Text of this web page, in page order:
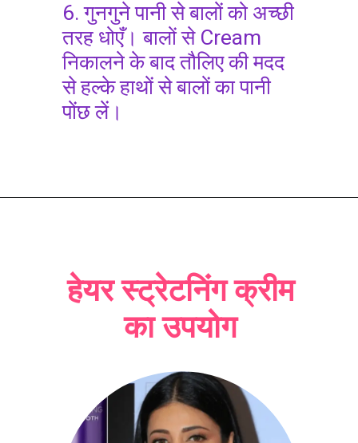
6. गुनगुने पानी से बालों को अच्छी
तरह धोएँ। बालों से Cream
निकालने के बाद तौलिए की मदद
से हल्के हाथों से बालों का पानी
पोंछ लें।
हेयर स्ट्रेटनिंग क्रीम
का उपयोग